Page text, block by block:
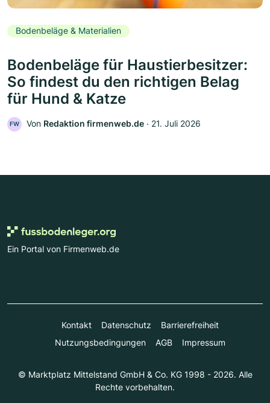
Bodenbeläge & Materialien
Bodenbeläge für Haustierbesitzer:
So findest du den richtigen Belag
für Hund & Katze
FW Von Redaktion firmenweb.de ‧ 21. Juli 2026
Ein Portal von Firmenweb.de
Kontakt Datenschutz
Barrierefreiheit
Nutzungsbedingungen
AGB Impressum
© Marktplatz Mittelstand GmbH & Co. KG 1998 - 2026. Alle
Rechte vorbehalten.